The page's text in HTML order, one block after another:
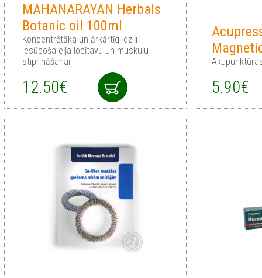
MAHANARAYAN Herbals
Botanic oil 100ml
Koncentrētāka un ārkārtīgi dziļi
iesūcoša eļļa locītavu un muskuļu
stiprināšanai
12.50€ 5.90€